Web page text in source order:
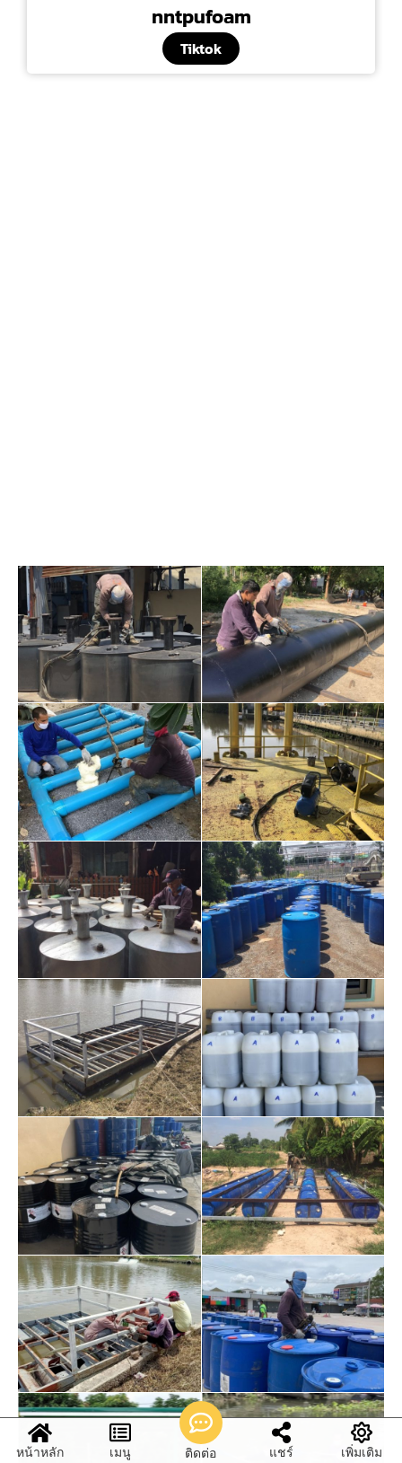
nntpufoam
Tiktok
หน้าหลัก เมนู ติดต่อ แชร์ เพิ่มเติม